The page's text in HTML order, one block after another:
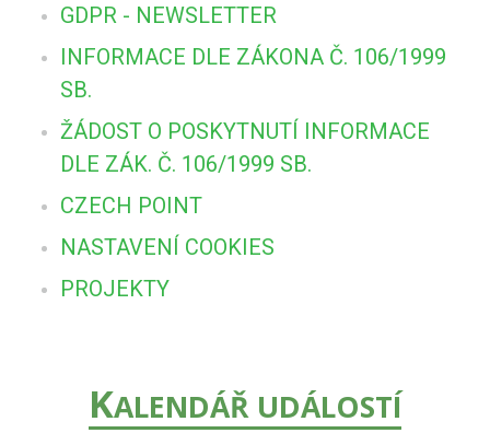
GDPR - NEWSLETTER
INFORMACE DLE ZÁKONA Č. 106/1999
SB.
ŽÁDOST O POSKYTNUTÍ INFORMACE
DLE ZÁK. Č. 106/1999 SB.
CZECH POINT
NASTAVENÍ COOKIES
PROJEKTY
KALENDÁŘ UDÁLOSTÍ